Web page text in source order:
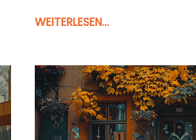
Zudem gibt es hilfreiche
WEITERLESEN...